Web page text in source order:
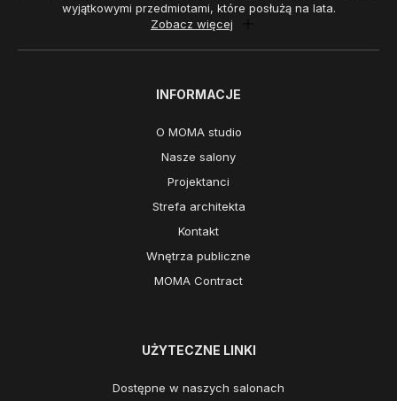
wyjątkowymi przedmiotami, które posłużą na lata.
Zobacz więcej
INFORMACJE
O MOMA studio
Nasze salony
Projektanci
Strefa architekta
Kontakt
Wnętrza publiczne
MOMA Contract
UŻYTECZNE LINKI
Dostępne w naszych salonach